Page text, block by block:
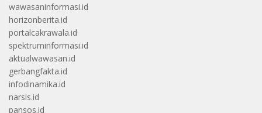
wawasaninformasi.id
horizonberita.id
portalcakrawala.id
spektruminformasi.id
aktualwawasan.id
gerbangfakta.id
infodinamika.id
narsis.id
pansos.id